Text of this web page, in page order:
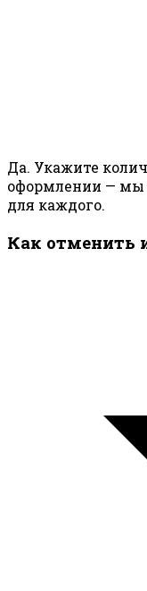
Да. Укажите
оформлении — мы
для каждого.
Как отменить